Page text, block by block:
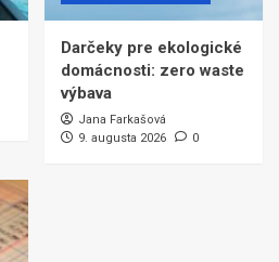
Darčeky pre ekologické
domácnosti: zero waste
výbava
Jana Farkašová
9. augusta 2026
0